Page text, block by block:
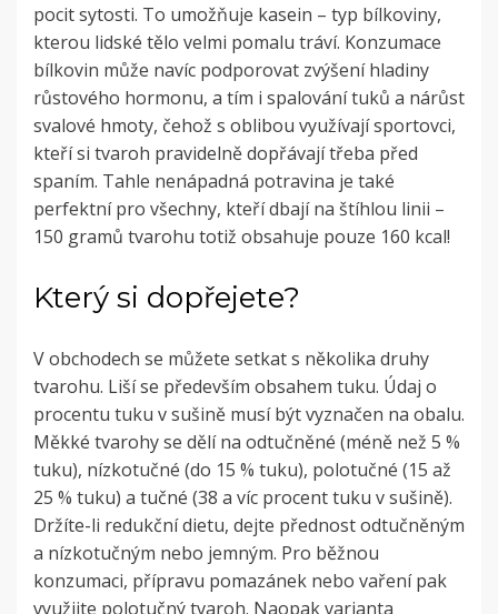
pocit sytosti. To umožňuje kasein – typ bílkoviny,
kterou lidské tělo velmi pomalu tráví. Konzumace
bílkovin může navíc podporovat zvýšení hladiny
růstového hormonu, a tím i spalování tuků a nárůst
svalové hmoty, čehož s oblibou využívají sportovci,
kteří si tvaroh pravidelně dopřávají třeba před
spaním. Tahle nenápadná potravina je také
perfektní pro všechny, kteří dbají na štíhlou linii –
150 gramů tvarohu totiž obsahuje pouze 160 kcal!
Který si dopřejete?
V obchodech se můžete setkat s několika druhy
tvarohu. Liší se především obsahem tuku. Údaj o
procentu tuku v sušině musí být vyznačen na obalu.
Měkké tvarohy se dělí na odtučněné (méně než 5 %
tuku), nízkotučné (do 15 % tuku), polotučné (15 až
25 % tuku) a tučné (38 a víc procent tuku v sušině).
Držíte-li redukční dietu, dejte přednost odtučněným
a nízkotučným nebo jemným. Pro běžnou
konzumaci, přípravu pomazánek nebo vaření pak
využijte polotučný tvaroh. Naopak varianta